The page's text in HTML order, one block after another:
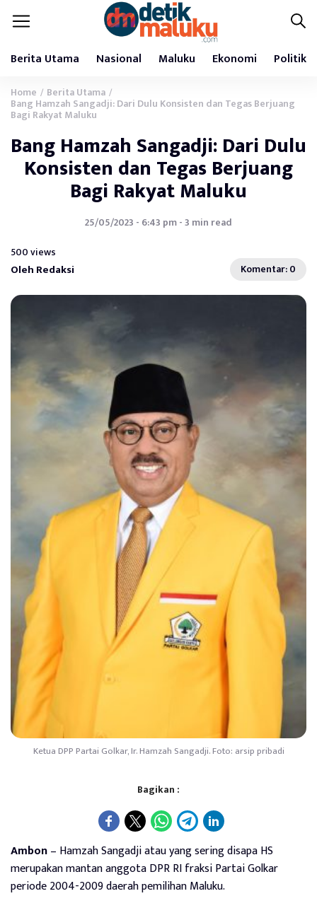
Berita Utama Nasional Maluku Ekonomi Politik
Home / Berita Utama /
Bang Hamzah Sangadji: Dari Dulu Konsisten dan Tegas Berjuang
Bagi Rakyat Maluku
Bang Hamzah Sangadji: Dari Dulu
Konsisten dan Tegas Berjuang
Bagi Rakyat Maluku
25/05/2023 - 6:43 pm - 3 min read
500 views
Oleh Redaksi Komentar: 0
Ketua DPP Partai Golkar, Ir. Hamzah Sangadji. Foto: arsip pribadi
Bagikan :
Ambon– Hamzah Sangadji atau yang sering disapa HS
merupakan mantan anggota DPR RI fraksi Partai Golkar
periode 2004-2009 daerah pemilihan Maluku.